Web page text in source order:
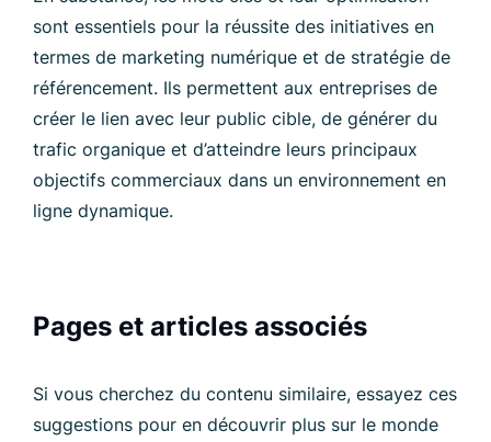
sont essentiels pour la réussite des initiatives en
termes de marketing numérique et de stratégie de
référencement. Ils permettent aux entreprises de
créer le lien avec leur public cible, de générer du
trafic organique et d’atteindre leurs principaux
objectifs commerciaux dans un environnement en
ligne dynamique.
Pages et articles associés
Si vous cherchez du contenu similaire, essayez ces
suggestions pour en découvrir plus sur le monde